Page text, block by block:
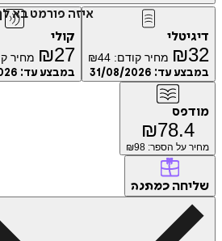
איזה פורמט בא
דיגיטלי
₪32 מחיר קודם: ₪44
במבצע עד: 31/08/2026
קולי
₪27 מחיר
במבצע עד:
מודפס
₪78.4
מחיר על הספר: ₪ 98
שליחה כמתנה